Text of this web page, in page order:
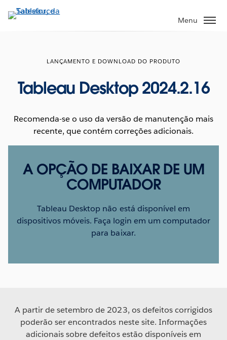
Pular
para
Menu
LANÇAMENTO E DOWNLOAD DO PRODUTO
Tableau Desktop 2024.2.16
Recomenda-se o uso da versão de manutenção mais
recente, que contém correções adicionais.
A OPÇÃO DE BAIXAR DE UM
COMPUTADOR
Tableau Desktop não está disponível em
dispositivos móveis. Faça login em um computador
para baixar.
A partir de setembro de 2023, os defeitos corrigidos
poderão ser encontrados neste site. Informações
adicionais sobre defeitos estão disponíveis em